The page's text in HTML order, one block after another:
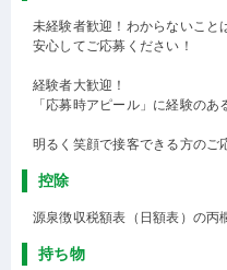
未経験者歓迎！わからないこと
安心してご応募ください！
経験者大歓迎！
「応募時アピール」に経験の
明るく笑顔で接客できる方のご
控除
源泉徴収税額表（日額表）の丙
持ち物